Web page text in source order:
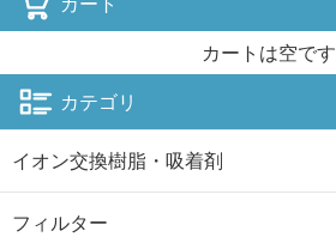
カートは空です
カテゴリ
イオン交換樹脂・吸着剤
フィルター